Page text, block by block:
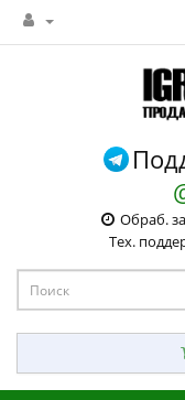
Обраб.
Тех.